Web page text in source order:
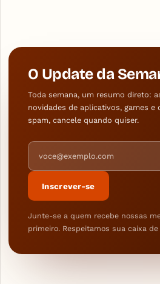
O Update da
Toda semana, um resumo direto:
novidades de aplicativos, games e
spam, cancele quando quiser.
Endereço de e-mail
Inscrever-se
Junte-se a quem recebe nossas
primeiro. Respeitamos sua caixa